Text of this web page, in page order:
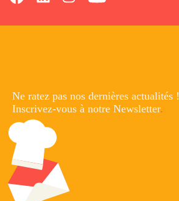
Ne ratez pas nos dernières actualités !
Inscrivez-vous à notre Newsletter.